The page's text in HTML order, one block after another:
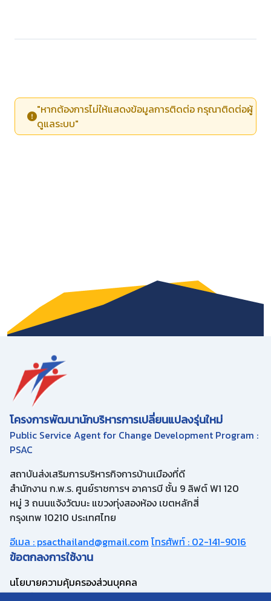
"หากต้องการไม่ให้แสดงข้อมูลการติดต่อ กรุณาติดต่อผู้
ดูแลระบบ"
โครงการพัฒนานักบริหารการเปลี่ยนแปลงรุ่นใหม่
Public Service Agent for Change Development Program :
PSAC
สถาบันส่งเสริมการบริหารกิจการบ้านเมืองที่ดี
สำนักงาน ก.พ.ร. ศูนย์ราชการฯ อาคารบี ชั้น 9 ลิฟต์ W1 120
หมู่ 3 ถนนแจ้งวัฒนะ แขวงทุ่งสองห้อง เขตหลักสี่
กรุงเทพ 10210 ประเทศไทย
อีเมล : psacthailand@gmail.com โทรศัพท์ : 02-141-9016
ข้อตกลงการใช้งาน
นโยบายความคุ้มครองส่วนบุคคล
แบบคำขอลบข้อมูลส่วนบุคคล